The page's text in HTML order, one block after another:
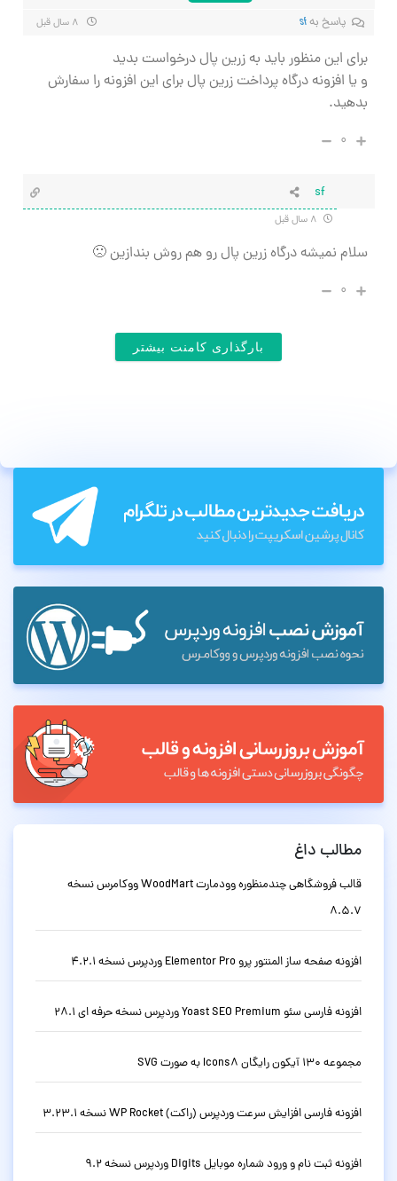
پاسخ بهsf
برای این منظور باید به زرین پال درخواست بدید
و یا افزونه درگاه پرداخت زرین پال برای این افزونه را سفارش
بدهید.
۰
sf
سلام نمیشه درگاه زرین پال رو هم روش بندازین 🙁
۰
بارگذاری کامنت بیشتر
مطالب داغ
قالب فروشگاهی چندمنظوره وودمارت WoodMart ووکامرس نسخه
8.5.7
افزونه صفحه ساز المنتور پرو Elementor Pro وردپرس نسخه 4.2.1
افزونه فارسی سئو Yoast SEO Premium وردپرس نسخه حرفه ای 28.1
مجموعه 130 آیکون رایگان Icons8 به صورت SVG
افزونه فارسی افزایش سرعت وردپرس (راکت) WP Rocket نسخه 3.23.1
افزونه ثبت نام و ورود شماره موبایل Digits وردپرس نسخه 9.2